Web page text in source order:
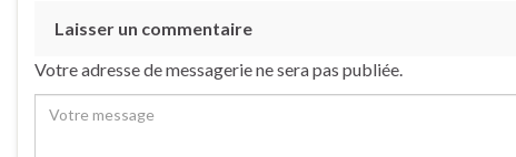
Laisser un commentaire
Votre adresse de messagerie ne sera pas publiée.